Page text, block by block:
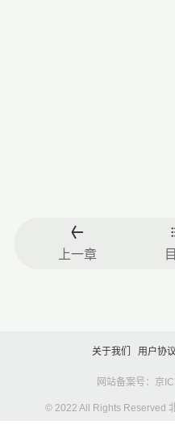
上一章
关于我们 用户协议
网站备案号：京
© 2022 All Rights Reserved